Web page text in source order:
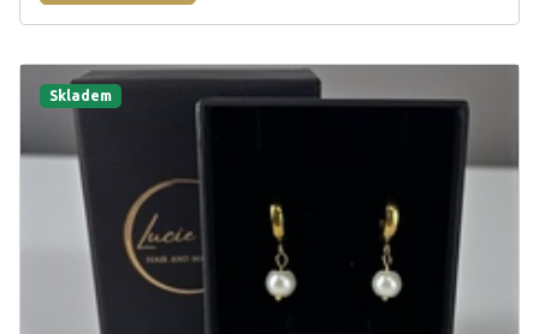
Skladem